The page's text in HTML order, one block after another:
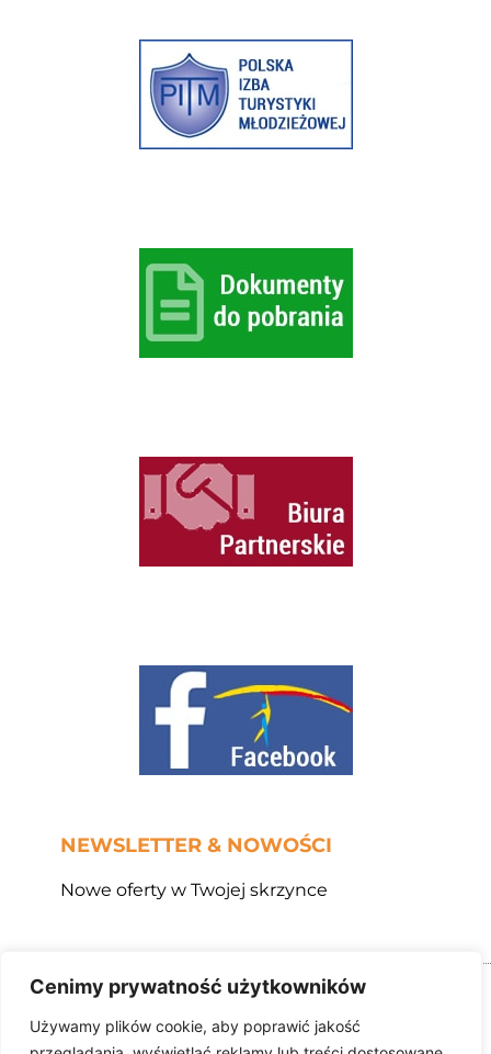
Cenimy prywatność użytkowników
Używamy plików cookie, aby poprawić jakość
NEWSLETTER & NOWOŚCI
Nowe oferty w Twojej skrzynce
Copyright 2025 Biuro Turystyczne AMITUR, 02-787
Warszawa, ul. H.Raabego 9 lok. 28, e-mail:
biuro@amitur.pl